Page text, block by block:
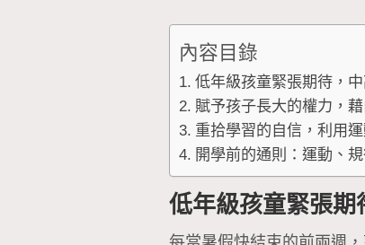
內容目錄
低年級孩童緊張期待，
賦予孩子長大的權力，
重拾學習的自信，利用
開學前的通則：運動、
低年級孩童緊張